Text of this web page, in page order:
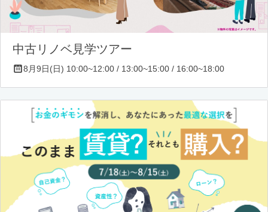
中古リノベ見学ツアー
8月9日(日) 10:00~12:00 / 13:00~15:00 / 16:00~18:00